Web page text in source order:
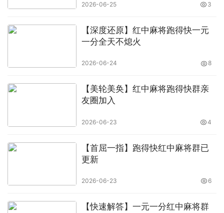
2026-06-25 3
【深度还原】红中麻将跑得快一元
一分全天不熄火
2026-06-24 8
【美轮美奂】红中麻将跑得快群亲
友圈加入
2026-06-23 4
【首屈一指】跑得快红中麻将群已
更新
2026-06-23 6
【快速解答】一元一分红中麻将群